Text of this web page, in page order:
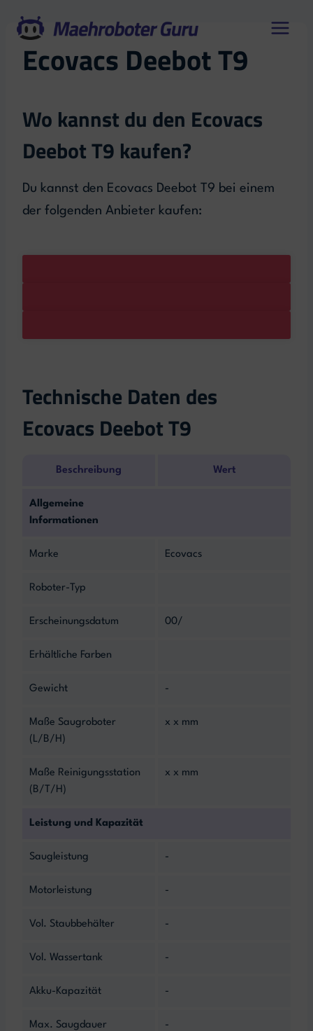
Inhalt
springenEcovacs Deebot T9
Wo kannst du den Ecovacs
Deebot T9 kaufen?
Du kannst den Ecovacs Deebot T9 bei einem
der folgenden Anbieter kaufen:
Technische Daten des
Ecovacs Deebot T9
Beschreibung Wert
Allgemeine
Informationen
Marke Ecovacs
Roboter-Typ
Erscheinungsdatum 00/
Erhältliche Farben
Gewicht -
Maße Saugroboter
(L/B/H)
x x mm
Maße Reinigungsstation
(B/T/H)
x x mm
Leistung und Kapazität
Saugleistung -
Motorleistung -
Vol. Staubbehälter -
Vol. Wassertank -
Akku-Kapazität -
Max. Saugdauer -